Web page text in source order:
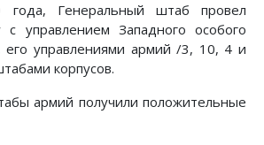
Генеральный штаб провел
с управлением Западного особого
его управлениями армий /3, 10, 4 и
корпусов.
армий получили положительные